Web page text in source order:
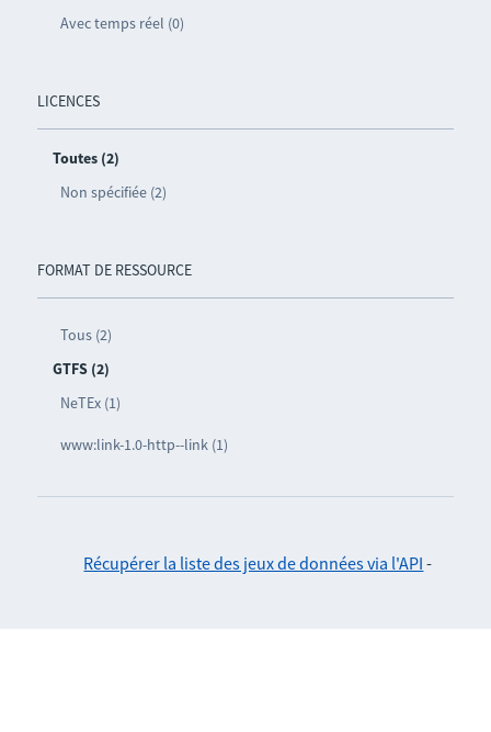
Avec temps réel (0)
LICENCES
Toutes (2)
Non spécifiée (2)
FORMAT DE RESSOURCE
Tous (2)
GTFS (2)
NeTEx (1)
www:link-1.0-http--link (1)
Récupérer la liste des jeux de données via l'API -